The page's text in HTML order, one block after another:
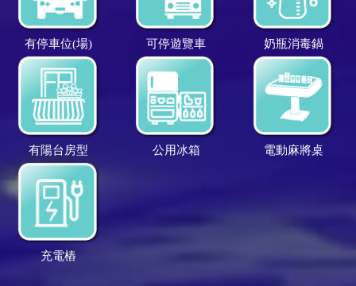
有停車位(場) 可停遊覽車 奶瓶消毒鍋
有陽台房型 公用冰箱 電動麻將桌
充電樁